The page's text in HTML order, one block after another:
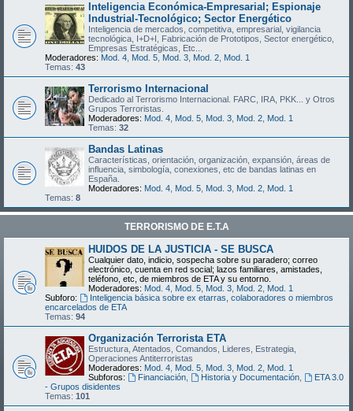
Inteligencia Económica-Empresarial; Espionaje
Industrial-Tecnológico; Sector Energético
Inteligencia de mercados, competitiva, empresarial, vigilancia
tecnológica, I+D+I, Fabricación de Prototipos, Sector energético,
Empresas Estratégicas, Etc...
Moderadores: Mod. 4 Mod. 5 Mod. 3 Mod. 2 Mod. 1
Temas: 43
Terrorismo Internacional
Dedicado al Terrorismo Internacional. FARC, IRA, PKK... y Otros
Grupos Terroristas.
Moderadores: Mod. 4 Mod. 5 Mod. 3 Mod. 2 Mod. 1
Temas: 32
Bandas Latinas
Características, orientación, organización, expansión, áreas de
influencia, simbología, conexiones, etc de bandas latinas en
España.
Moderadores: Mod. 4 Mod. 5 Mod. 3 Mod. 2 Mod. 1
Temas: 8
TERRORISMO DE E.T.A
HUIDOS DE LA JUSTICIA - SE BUSCA
Cualquier dato, indicio, sospecha sobre su paradero; correo
electrónico, cuenta en red social; lazos familiares, amistades,
teléfono, etc, de miembros de ETA y su entorno.
Moderadores: Mod. 4 Mod. 5 Mod. 3 Mod. 2 Mod. 1
Subforo:
Inteligencia básica sobre ex etarras, colaboradores o miembros
encarcelados de ETA
Temas: 94
Organización Terrorista ETA
Estructura, Atentados, Comandos, Lideres, Estrategia,
Operaciones Antiterroristas
Moderadores: Mod. 4 Mod. 5 Mod. 3 Mod. 2 Mod. 1
Subforos:
Financiación, Historia y Documentación,
ETA 3.0
- Grupos disidentes
Temas: 101